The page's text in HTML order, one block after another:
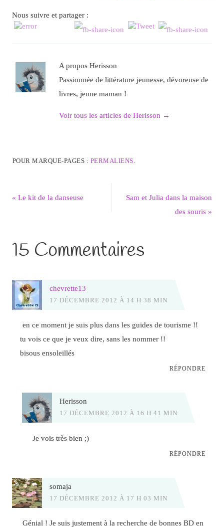
Nous suivre et partager :
A propos Herisson
Passionnée de littérature jeunesse, dévoreuse de
livres, jeune maman !
Voir tous les articles de Herisson →
POUR MARQUE-PAGES : PERMALIENS
« Le kit de la danseuse
Sam et Julia dans la maison
des souris»
15 Commentaires
chevrette13
17 DÉCEMBRE 2012 À 14 H 38 MIN
en ce moment je suis plus dans les guides de tourisme !!
tu vois ce que je veux dire, sans les nommer !!
bisous ensoleillés
RÉPONDRE
Herisson
17 DÉCEMBRE 2012 À 16 H 41 MIN
Je vois très bien ;)
RÉPONDRE
somaja
17 DÉCEMBRE 2012 À 17 H 03 MIN
Génial ! Je suis justement à la recherche de bonnes BD en